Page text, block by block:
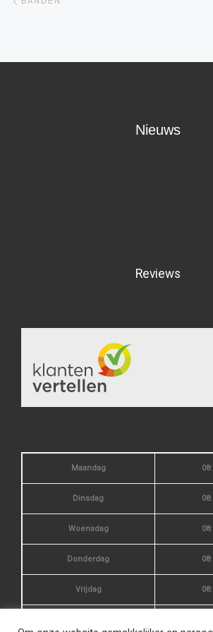
Nieuws
Reviews
Maandag
Dinsdag
Woensdag
Donderdag
Vrijdag